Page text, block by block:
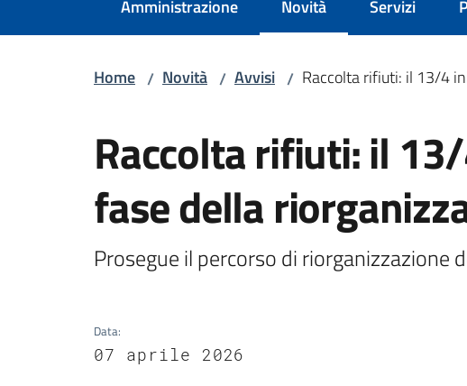
Amministrazione Novità
Menu selezionato
Servizi
Home / Novità / Avvisi / Raccolta rifiuti: il 13/4
Raccolta rifiuti: il
fase della
Prosegue il percorso di riorganizzazione
Data:
07 aprile 2026